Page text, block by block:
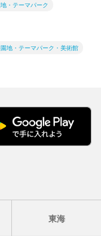
・テーマパーク
地・テーマパーク・美術館
東海